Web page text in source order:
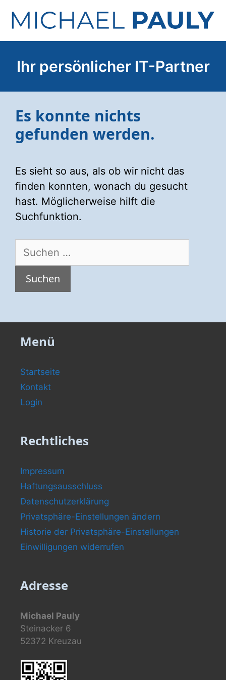
Inhalt
Ihr persönlicher IT-Partner
Es konnte nichts
gefunden werden.
Es sieht so aus, als ob wir nicht das
finden konnten, wonach du gesucht
hast. Möglicherweise hilft die
Suchfunktion.
Suche
Menü
Startseite
Kontakt
Login
Rechtliches
Impressum
Haftungsausschluss
Datenschutzerklärung
Privatsphäre-Einstellungen ändern
Historie der Privatsphäre-Einstellungen
Einwilligungen widerrufen
Adresse
Michael Pauly
Steinacker 6
52372 Kreuzau